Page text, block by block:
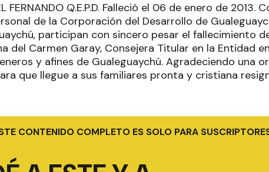
FERNANDO Q.E.P.D. Falleció el 06 de enero de 2013.
de la Corporación del Desarrollo de
participan con sincero pesar el fallecimiento
del Carmen Garay, Consejera Titular en la Entidad
y afines de Gualeguaychú. Agradeciendo una
que llegue a sus familiares pronta y cristiana
CONTENIDO COMPLETO ES SOLO PARA